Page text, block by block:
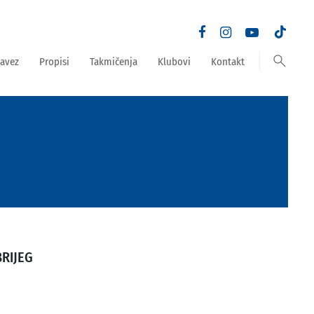
Propisi Takmičenja Klubovi Kontakt search